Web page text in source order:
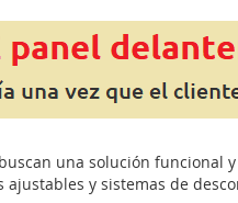
una solución funcional
y sistemas de